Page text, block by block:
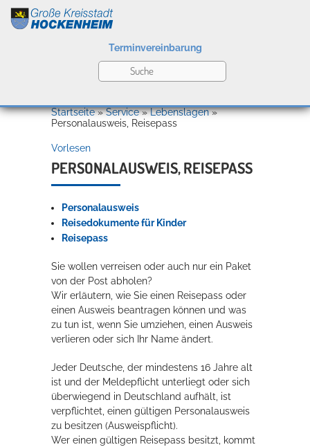
Kultur
Bildung
Wirtschaft
Rathaus
Service
Terminvereinbarung
Willkommen in Hockenheim
Konzerte, Tagungen und vieles mehr
Die Stadthalle Hockenheim bietet den perfekten Standort für Events
Startseite»Service»Lebenslagen»
Personalausweis, Reisepass
Vorlesen
PERSONALAUSWEIS, REISEPASS
Personalausweis
Reisedokumente für Kinder
Reisepass
Sie wollen verreisen oder auch nur ein Paket
von der Post abholen?
Wir erläutern, wie Sie einen Reisepass oder
einen Ausweis beantragen können und was
zu tun ist, wenn Sie umziehen, einen Ausweis
verlieren oder sich Ihr Name ändert.
Jeder Deutsche, der mindestens 16 Jahre alt
ist und der Meldepflicht unterliegt oder sich
überwiegend in Deutschland aufhält, ist
verpflichtet, einen gültigen Personalausweis
zu besitzen (Ausweispflicht).
Wer einen gültigen Reisepass besitzt, kommt